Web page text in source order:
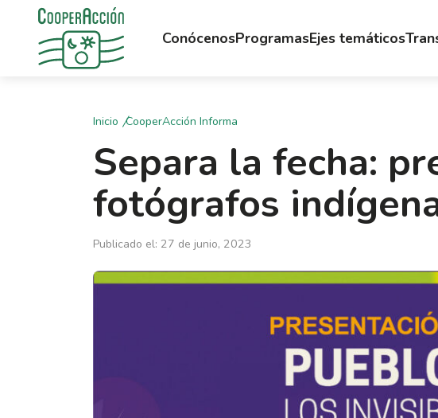
ConócenosProgramasEjes temáticos
Inicio CooperAcción Informa
Separa la fecha:
fotógrafos
Publicado el: 27 de junio, 2023